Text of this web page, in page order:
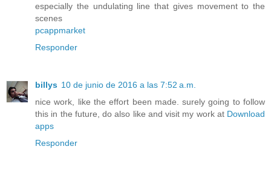
especially the undulating line that gives movement to the
scenes
pcappmarket
Responder
billys 10 de junio de 2016 a las 7:52 a.m.
nice work, like the effort been made. surely going to follow
this in the future, do also like and visit my work at Download
apps
Responder